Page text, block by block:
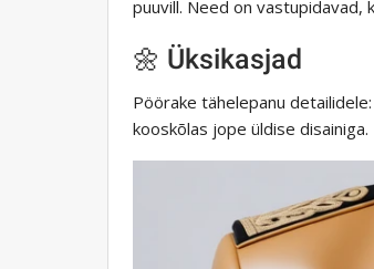
puuvill. Need on vastupidavad,
🌼 Üksikasjad
Pöörake tähelepanu
kooskõlas jope üldise disainiga.